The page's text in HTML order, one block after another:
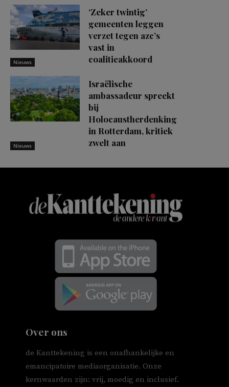
Nieuws
‘Zeker twintig’
gemeenten leggen
verzet tegen azc’s
vast in
coalitieakkoord
Nieuws
Israëlische
ambassadeur spreekt
bij
Holocaustherdenking
in Rotterdam, kritiek
zwelt aan
Over ons
de Kanttekening is een onafhankelijke en
emancipatoire mediaorganisatie. Onze
kernwaarden zijn: vrij, moedig en inclusief.